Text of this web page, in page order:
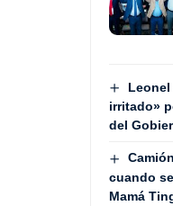
irritado»
del
cuando
Mamá